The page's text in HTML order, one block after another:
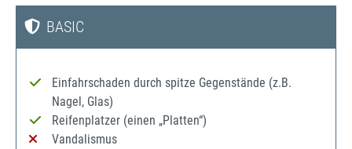
BASIC
Einfahrschaden durch spitze Gegenstände (z.B.
Nagel, Glas)
Reifenplatzer (einen „Platten“)
Vandalismus